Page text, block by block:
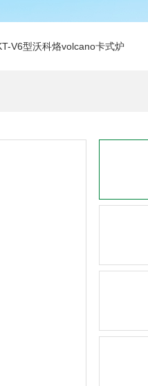
V6型沃科烙volcano卡式炉